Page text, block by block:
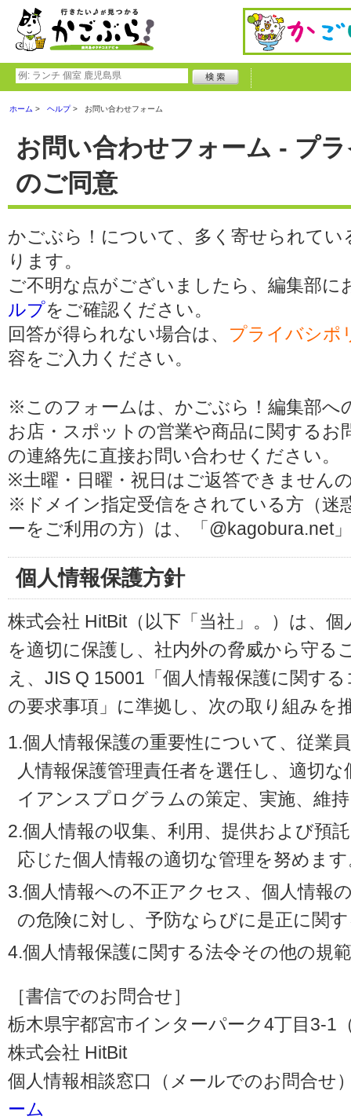
ホーム ヘルプ お問い合わせフォーム
お問い合わせフォーム - プ
のご同意
かごぶら！について、多く寄せられてい
ります。
ご不明な点がございましたら、編集部
ルプをご確認ください。
回答が得られない場合は、 プライバシポ
容をご入力ください。
※このフォームは、かごぶら！編集部へ
お店・スポットの営業や商品に関する
の連絡先に直接お問い合わせください。
※土曜・日曜・祝日はご返答できません
※ドメイン指定受信をされている方（迷
ーをご利用の方）は、「@kagobura.net
個人情報保護方針
株式会社 HitBit（以下「当社」。）は、
を適切に保護し、社内外の脅威から守る
え、JIS Q 15001「個人情報保護に関す
の要求事項」に準拠し、次の取り組みを
1.個人情報保護の重要性について、従業
人情報保護管理責任者を選任し、適切
イアンスプログラムの策定、実施、維
2.個人情報の収集、利用、提供および預
応じた個人情報の適切な管理を努めま
3.個人情報への不正アクセス、個人情報
の危険に対し、予防ならびに是正に関
4.個人情報保護に関する法令その他の規
［書信でのお問合せ］
栃木県宇都宮市インターパーク4丁目3-1
株式会社 HitBit
個人情報相談窓口（メールでのお問合せ
ーム